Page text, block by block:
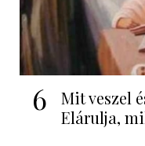
6
Mit veszel
Elárulja,